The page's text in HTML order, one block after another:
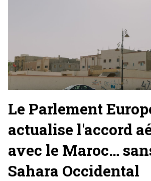
Le Parlement
actualise l'accord
avec le Maroc…
Sahara Occidental